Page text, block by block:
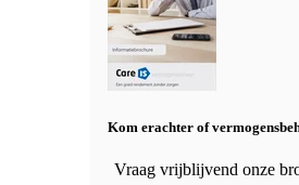
Kom erachter of
Vraag vrijblijvend onze